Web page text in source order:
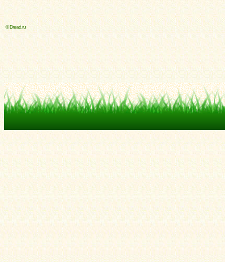
© Dread.ru